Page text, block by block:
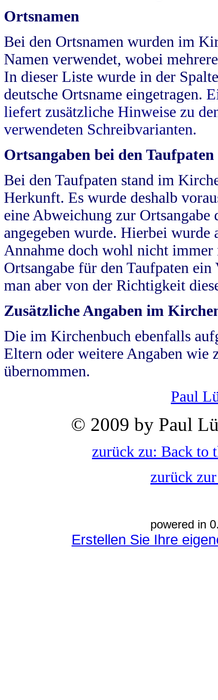
Ortsnamen
Bei den Ortsnamen wurden im
Namen verwendet, wobei
In dieser Liste wurde in der
deutsche Ortsname eingetragen.
liefert zusätzliche Hinweise zu
verwendeten Schreibvarianten.
Ortsangaben bei den Taufpaten
Bei den Taufpaten stand im
Herkunft. Es wurde deshalb
eine Abweichung zur
angegeben wurde. Hierbei wurde
Annahme doch wohl nicht
Ortsangabe für den Taufpaten
man aber von der Richtigkeit
Zusätzliche Angaben im
Die im Kirchenbuch ebenfalls
Eltern oder weitere Angaben wie
übernommen.
Paul
© 2009 by Paul
zurück zu: Back to
zurück
powered in
Erstellen Sie Ihre